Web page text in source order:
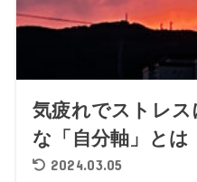
気疲れでストレ
な「自分軸」とは
2024.03.05